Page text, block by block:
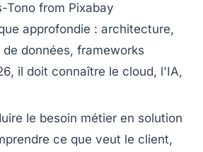
Tono from Pixabay
approfondie : architecture,
de données, frameworks
il doit connaître le cloud, l'IA,
le besoin métier en solution
ce que veut le client,